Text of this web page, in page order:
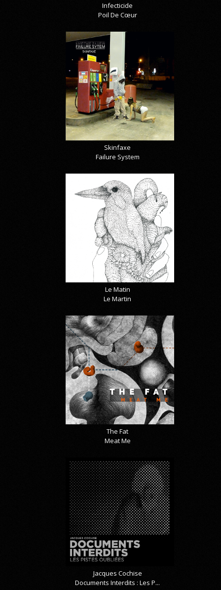
Infecticide
Poil De Cœur
Skinfaxe
Failure System
Le Matin
Le Martin
The Fat
Meat Me
Jacques Cochise
Documents Interdits : Les P...